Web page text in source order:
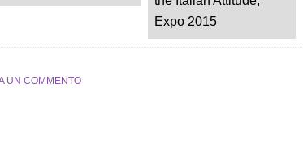
Expo 2015
UN COMMENTO